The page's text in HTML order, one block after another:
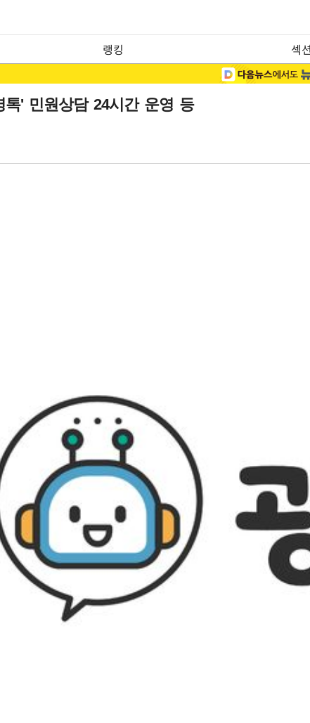
랭킹 섹션
' 민원상담 24시간 운영 등